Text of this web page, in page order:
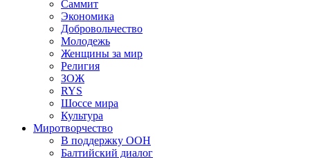
Саммит
Экономика
Добровольчество
Молодежь
Женщины за мир
Религия
ЗОЖ
RYS
Шоссе мира
Культура
Миротворчество
В поддержку ООН
Балтийский диалог